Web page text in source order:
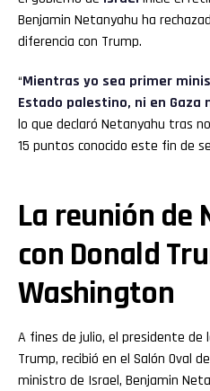
Benjamin Netanyahu ha
diferencia con Trump.
“Mientras yo sea primer
Estado palestino, ni en Gaza
lo que declaró Netanyahu tras
15 puntos conocido este fin de
La reunión de
con Donald
Washington
A fines de julio, el presidente de
Trump, recibió en el Salón Oval
ministro de Israel, Benjamin